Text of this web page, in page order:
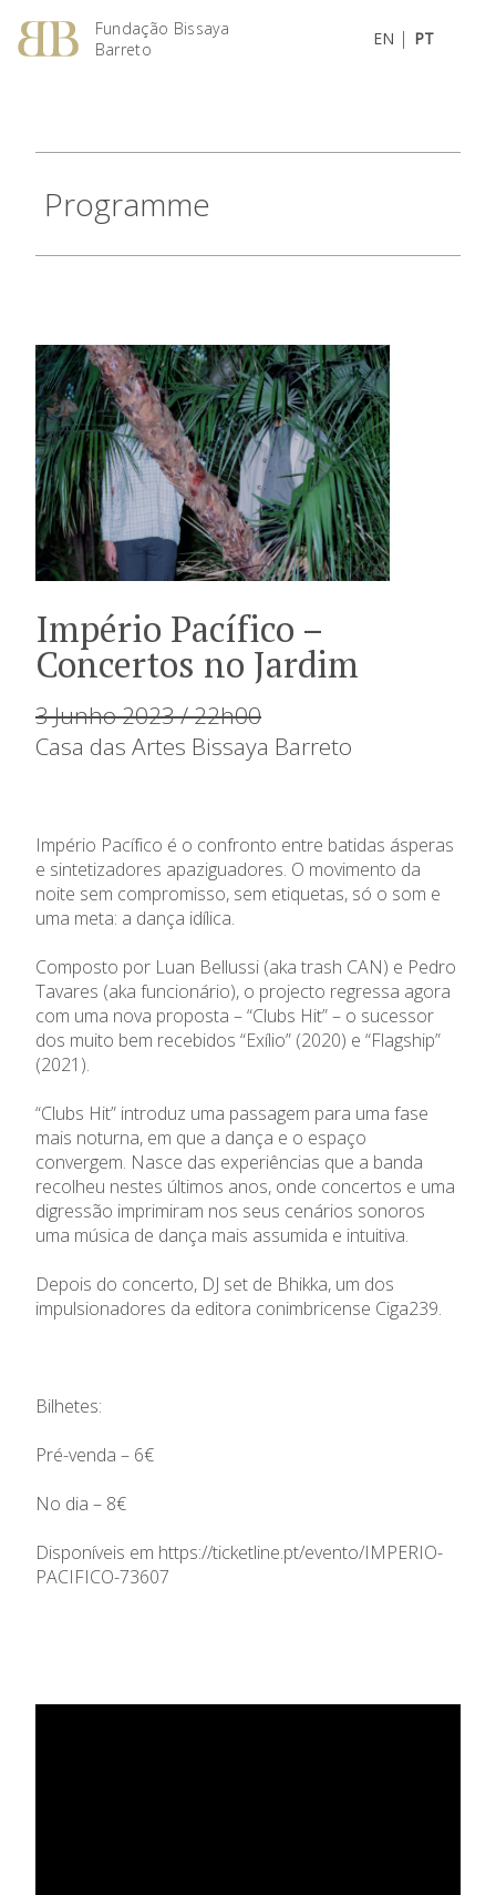
Fundação Bissaya
Barreto
EN | PT
Programme
Império Pacífico –
Concertos no Jardim
3 Junho 2023 / 22h00
Casa das Artes Bissaya Barreto
Império Pacífico é o confronto entre batidas ásperas
e sintetizadores apaziguadores. O movimento da
noite sem compromisso, sem etiquetas, só o som e
uma meta: a dança idílica.
Composto por Luan Bellussi (aka trash CAN) e Pedro
Tavares (aka funcionário), o projecto regressa agora
com uma nova proposta – “Clubs Hit” – o sucessor
dos muito bem recebidos “Exílio” (2020) e “Flagship”
(2021).
“Clubs Hit” introduz uma passagem para uma fase
mais noturna, em que a dança e o espaço
convergem. Nasce das experiências que a banda
recolheu nestes últimos anos, onde concertos e uma
digressão imprimiram nos seus cenários sonoros
uma música de dança mais assumida e intuitiva.
Depois do concerto, DJ set de Bhikka, um dos
impulsionadores da editora conimbricense Ciga239.
Bilhetes:
Pré-venda – 6€
No dia – 8€
Disponíveis em https://ticketline.pt/evento/IMPERIO-
PACIFICO-73607